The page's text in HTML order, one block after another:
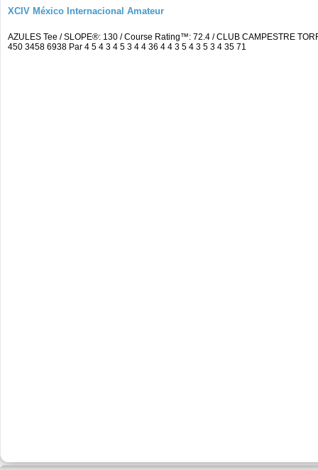
XCIV México Internacional Amateur
AZULES Tee / SLOPE®: 130 / Course Rating™: 72.4 / CLUB CAMPESTRE
450 3458 6938 Par 4 5 4 3 4 5 3 4 4 36 4 4 3 5 4 3 5 3 4 35 71